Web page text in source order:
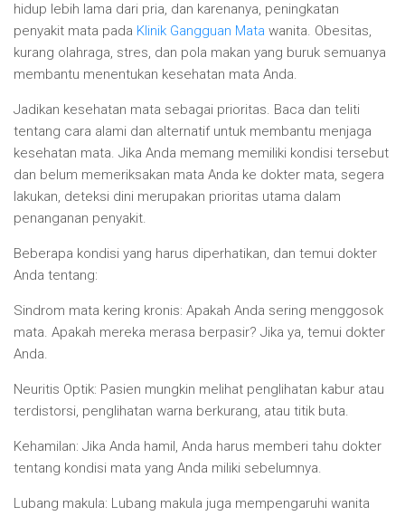
hidup lebih lama dari pria, dan karenanya, peningkatan
penyakit mata pada Klinik Gangguan Mata wanita. Obesitas,
kurang olahraga, stres, dan pola makan yang buruk semuanya
membantu menentukan kesehatan mata Anda.
Jadikan kesehatan mata sebagai prioritas. Baca dan teliti
tentang cara alami dan alternatif untuk membantu menjaga
kesehatan mata. Jika Anda memang memiliki kondisi tersebut
dan belum memeriksakan mata Anda ke dokter mata, segera
lakukan, deteksi dini merupakan prioritas utama dalam
penanganan penyakit.
Beberapa kondisi yang harus diperhatikan, dan temui dokter
Anda tentang:
Sindrom mata kering kronis: Apakah Anda sering menggosok
mata. Apakah mereka merasa berpasir? Jika ya, temui dokter
Anda.
Neuritis Optik: Pasien mungkin melihat penglihatan kabur atau
terdistorsi, penglihatan warna berkurang, atau titik buta.
Kehamilan: Jika Anda hamil, Anda harus memberi tahu dokter
tentang kondisi mata yang Anda miliki sebelumnya.
Lubang makula: Lubang makula juga mempengaruhi wanita